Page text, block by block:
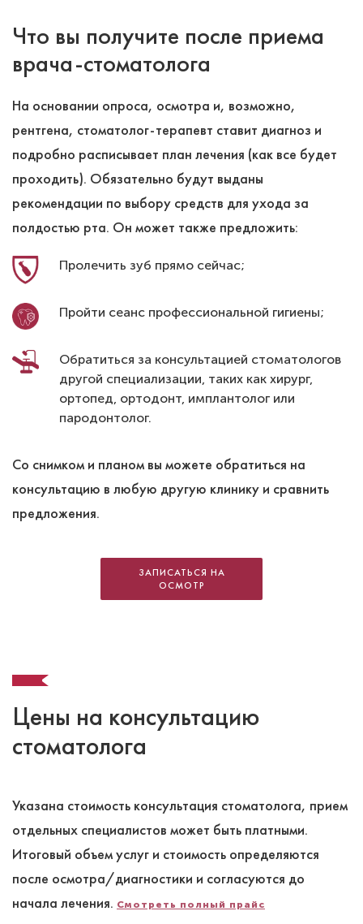
Что вы получите после приема
врача-стоматолога
На основании опроса, осмотра и, возможно,
рентгена, стоматолог-терапевт ставит диагноз и
подробно расписывает план лечения (как все будет
проходить). Обязательно будут выданы
рекомендации по выбору средств для ухода за
полдостью рта. Он может также предложить:
Пролечить зуб прямо сейчас;
Пройти сеанс профессиональной гигиены;
Обратиться за консультацией стоматологов
другой специализации, таких как хирург,
ортопед, ортодонт, имплантолог или
пародонтолог.
Со снимком и планом вы можете обратиться на
консультацию в любую другую клинику и сравнить
предложения.
ЗАПИСАТЬСЯ НА
ОСМОТР
Цены на консультацию
стоматолога
Указана стоимость консультация стоматолога, прием
отдельных специалистов может быть платными.
Итоговый объем услуг и стоимость определяются
после осмотра/диагностики и согласуются до
начала лечения. Смотреть полный прайс